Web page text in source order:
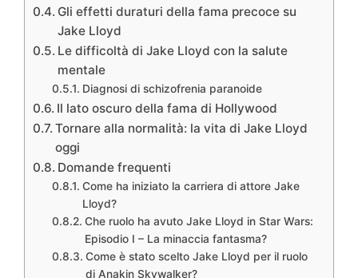
Gli effetti duraturi della fama precoce su
Jake Lloyd
Le difficoltà di Jake Lloyd con la salute
mentale
Diagnosi di schizofrenia paranoide
Il lato oscuro della fama di Hollywood
Tornare alla normalità: la vita di Jake Lloyd
oggi
Domande frequenti
Come ha iniziato la carriera di attore Jake
Lloyd?
Che ruolo ha avuto Jake Lloyd in Star Wars:
Episodio I – La minaccia fantasma?
Come è stato scelto Jake Lloyd per il ruolo
di Anakin Skywalker?